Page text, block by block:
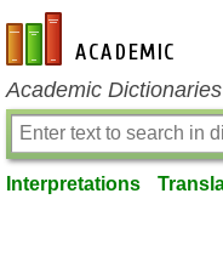
en-academic.com
Academic
Interpretations